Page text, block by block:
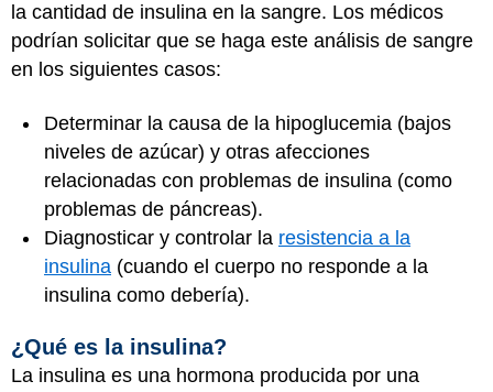
la cantidad de insulina en la sangre. Los médicos
podrían solicitar que se haga este análisis de sangre
en los siguientes casos:
Determinar la causa de la hipoglucemia (bajos
niveles de azúcar) y otras afecciones
relacionadas con problemas de insulina (como
problemas de páncreas).
Diagnosticar y controlar la resistencia a la
insulina (cuando el cuerpo no responde a la
insulina como debería).
¿Qué es la insulina?
La insulina es una hormona producida por una